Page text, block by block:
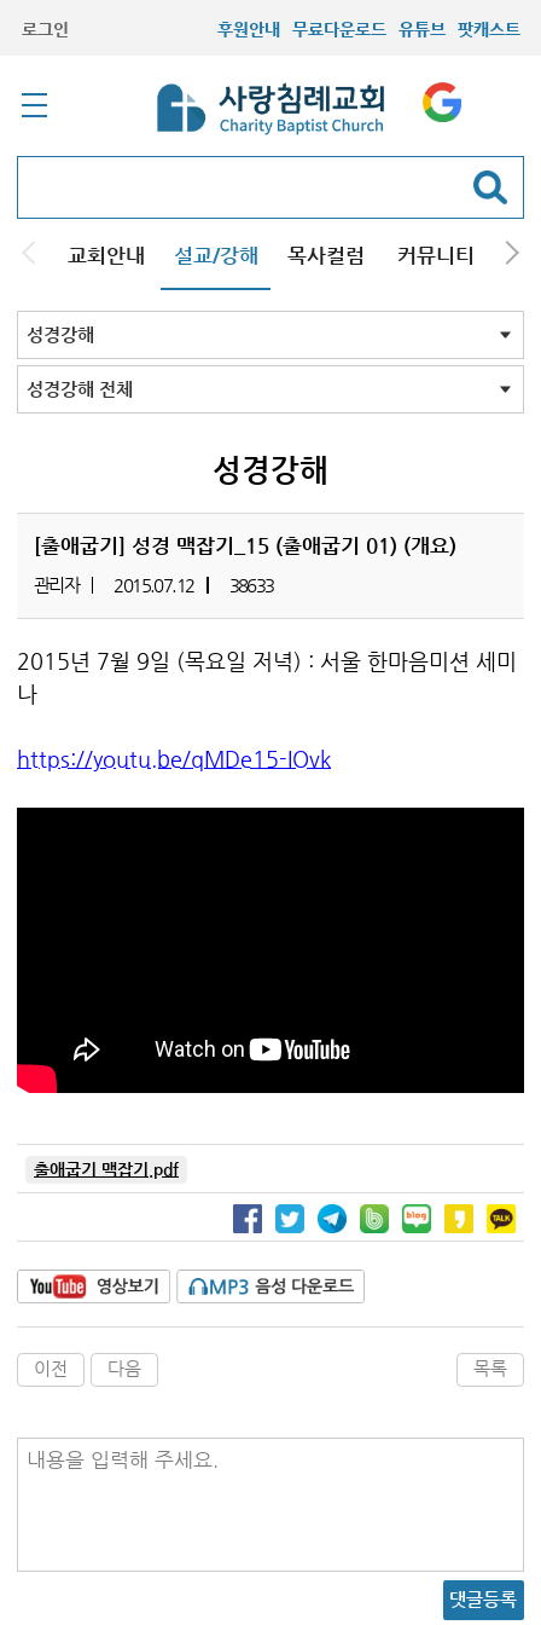
로그인 후원안내 무료다운로드 유튜브 팟캐스트
교회안내 설교/강해 목사컬럼 커뮤니티 기
주일설교
성경강해
시리즈설교
기타방송
성경강해 전체
성경강해
[출애굽기] 성경 맥잡기_15 (출애굽기 01) (개요)
관리자 2015.07.12 38633
2015년 7월 9일 (목요일 저녁) : 서울 한마음미션 세미
나
https://youtu.be/qMDe15-IOvk
출애굽기 맥잡기.pdf
이전 다음 목록
내용을 입력해 주세요.
댓글등록